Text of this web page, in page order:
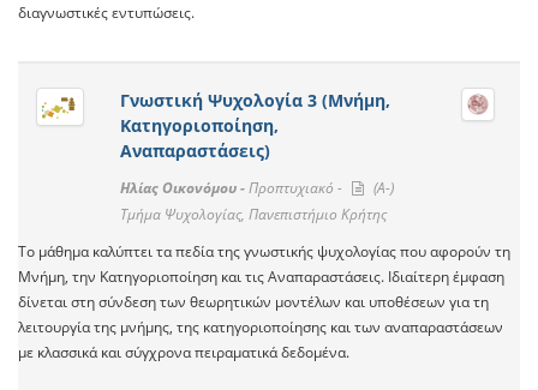
διαγνωστικές εντυπώσεις.
Γνωστική Ψυχολογία 3 (Μνήμη,
Κατηγοριοποίηση,
Αναπαραστάσεις)
Ηλίας Οικονόμου -Προπτυχιακό -
(A-)
Τμήμα Ψυχολογίας, Πανεπιστήμιο Κρήτης
Το μάθημα καλύπτει τα πεδία της γνωστικής ψυχολογίας που αφορούν τη
Μνήμη, την Κατηγοριοποίηση και τις Αναπαραστάσεις. Ιδιαίτερη έμφαση
δίνεται στη σύνδεση των θεωρητικών μοντέλων και υποθέσεων για τη
λειτουργία της μνήμης, της κατηγοριοποίησης και των αναπαραστάσεων
με κλασσικά και σύγχρονα πειραματικά δεδομένα.